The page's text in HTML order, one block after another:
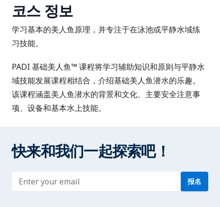
코스 정보
学习基本的美人鱼原理，并专注于在泳池或平静水域练
习技能。
PADI 基础美人鱼™ 课程将学习辅助知识和原则与平静水
域技能发展课程相结合，介绍基础美人鱼潜水的乐趣。
该课程涵盖美人鱼潜水的背景和文化、主要安全注意事
项、设备和基本水上技能。
快来和我们一起探索吧！
Enter address 报名